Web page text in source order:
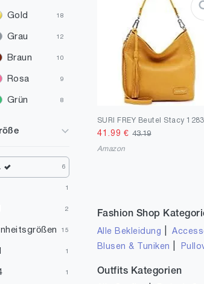
Gold 18
Grau 12
Braun 10
Rosa 9
Grün 8
Silber 5
Türkis 1
6
1
2
15
1
1
41.99 €43.19
Amazon
Fashion Shop
Alle Bekleidung |
Blusen & Tuniken
Outfits Kategorien